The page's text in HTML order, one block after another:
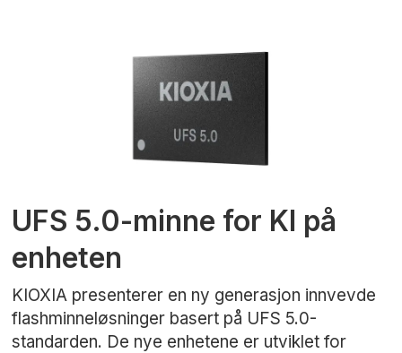
UFS 5.0-minne for KI på
enheten
KIOXIA presenterer en ny generasjon innvevde
flashminneløsninger basert på UFS 5.0-
standarden. De nye enhetene er utviklet for